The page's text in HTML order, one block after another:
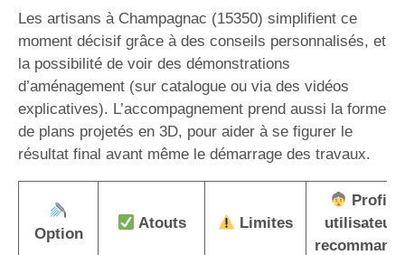
Les artisans à Champagnac (15350) simplifient ce
moment décisif grâce à des conseils personnalisés, et
la possibilité de voir des démonstrations
d’aménagement (sur catalogue ou via des vidéos
explicatives). L’accompagnement prend aussi la forme
de plans projetés en 3D, pour aider à se figurer le
résultat final avant même le démarrage des travaux.
Option
Atouts Limites
Profil
utilisateur